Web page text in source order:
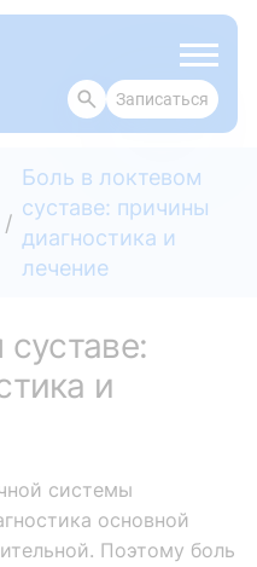
Записаться
Боль в локтевом
суставе: причины
диагностика и
лечение
и
системы
основной
Поэтому боль